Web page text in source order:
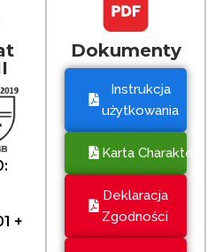
+
Dokumenty
Instrukcja
użytkowania
Karta
Deklaracja
Zgodności